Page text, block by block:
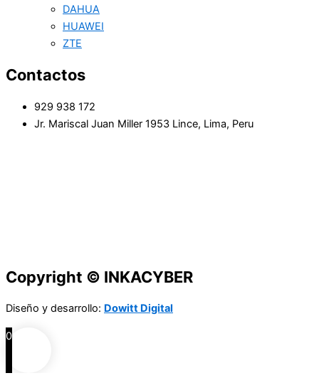
DAHUA
HUAWEI
ZTE
Contactos
929 938 172
Jr. Mariscal Juan Miller 1953 Lince, Lima, Peru
Copyright © INKACYBER
Diseño y desarrollo: Dowitt Digital
0